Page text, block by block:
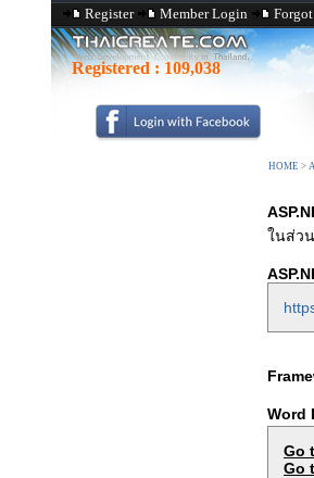
Register Member Login Forgot
Registered : 109,038
HOME >
ในส่ว
Word
Go
Go